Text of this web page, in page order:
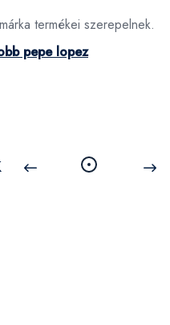
termékei szerepelnek.
pepe lopez